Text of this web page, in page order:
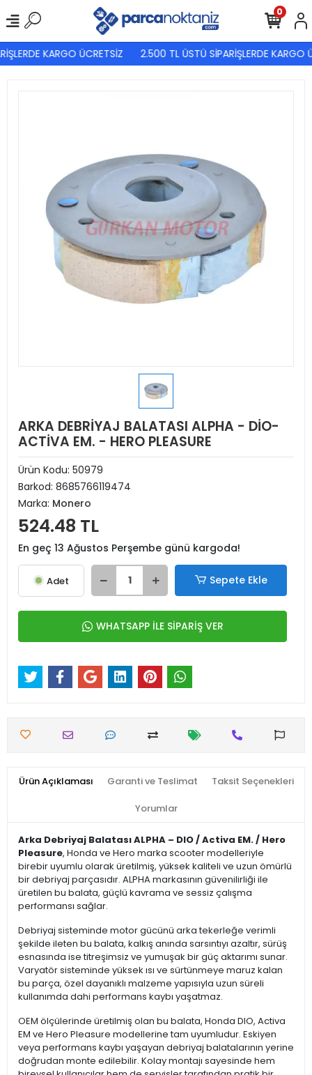
KARGO ÜCRETSİZ 2.500 TL ÜSTÜ SİPARİŞLERDE KARGO
0
ARKA DEBRİYAJ BALATASI ALPHA - DİO-
ACTİVA EM. - HERO PLEASURE
Ürün Kodu: 50979
Barkod: 8685766119474
Marka: Monero
524.48 TL
En geç 13 Ağustos Perşembe günü kargoda!
Adet Sepete Ekle
WHATSAPP İLE SİPARİŞ VER
Ürün Açıklaması Garanti ve Teslimat Taksit Seçenekleri
Yorumlar
Arka Debriyaj Balatası ALPHA – DIO / Activa EM. / Hero
Pleasure, Honda ve Hero marka scooter modelleriyle
birebir uyumlu olarak üretilmiş, yüksek kaliteli ve uzun ömürlü
bir debriyaj parçasıdır. ALPHA markasının güvenilirliği ile
üretilen bu balata, güçlü kavrama ve sessiz çalışma
performansı sağlar.
Debriyaj sisteminde motor gücünü arka tekerleğe verimli
şekilde ileten bu balata, kalkış anında sarsıntıyı azaltır, sürüş
esnasında ise titreşimsiz ve yumuşak bir güç aktarımı sunar.
Varyatör sisteminde yüksek ısı ve sürtünmeye maruz kalan
bu parça, özel dayanıklı malzeme yapısıyla uzun süreli
kullanımda dahi performans kaybı yaşatmaz.
OEM ölçülerinde üretilmiş olan bu balata, Honda DIO, Activa
EM ve Hero Pleasure modellerine tam uyumludur. Eskiyen
veya performans kaybı yaşayan debriyaj balatalarının yerine
doğrudan monte edilebilir. Kolay montajı sayesinde hem